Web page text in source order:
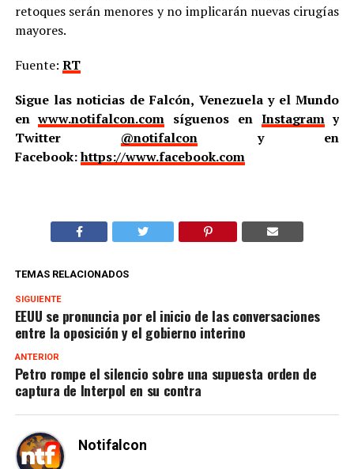
retoques serán menores y no implicarán nuevas cirugías
mayores.
Fuente: RT
Sigue las noticias de Falcón, Venezuela y el Mundo
enwww.notifalcon.com síguenos en Instagramy
Twitter @notifalcony en
Facebook:https://www.facebook.com
TEMAS RELACIONADOS
SIGUIENTE
EEUU se pronuncia por el inicio de las conversaciones
entre la oposición y el gobierno interino
ANTERIOR
Petro rompe el silencio sobre una supuesta orden de
captura de Interpol en su contra
Notifalcon